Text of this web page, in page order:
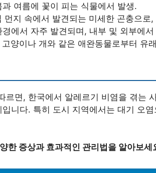
과 여름에 꽃이 피는 식물에서 발생.
먼지 속에서 발견되는 미세한 곤충으로
경에서 자주 발견되며, 내부 및 외부에서
고양이나 개와 같은 애완동물로부터 유
르면, 한국에서 알레르기 비염을 겪는
니다. 특히 도시 지역에서는 대기 오
한 증상과 효과적인 관리법을 알아보세